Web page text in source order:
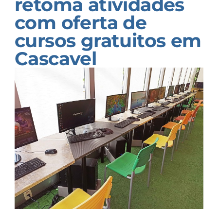
retoma atividades
com oferta de
cursos gratuitos em
Cascavel